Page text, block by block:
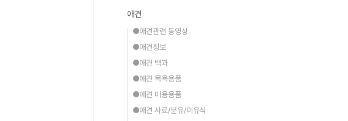
애견
●애견관련 동영상
●애견정보
●애견 백과
●애견 목욕용품
●애견 미용용품
●애견 사료/분유/이유식